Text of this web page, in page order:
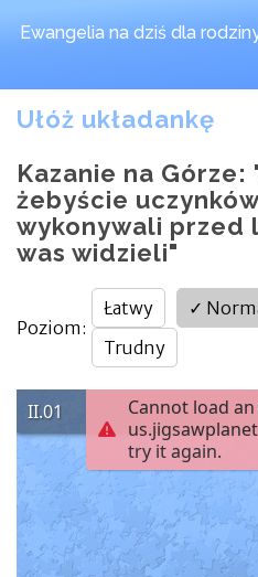
Ewangelia na dziś dla
Ułóż układankę
Kazanie na Górze:
żebyście
wykonywali przed
was widzieli"
Poziom:
Łatwy ✓
Trudny